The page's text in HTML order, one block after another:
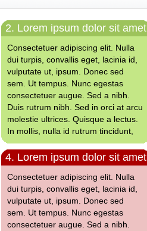
2. Lorem ipsum dolor sit amet
Consectetuer adipiscing elit. Nulla
dui turpis, convallis eget, lacinia id,
vulputate ut, ipsum. Donec sed
sem. Ut tempus. Nunc egestas
consectetuer augue. Sed a nibh.
Duis rutrum nibh. Sed in orci at arcu
molestie ultrices. Quisque a lectus.
In mollis, nulla id rutrum tincidunt,
4. Lorem ipsum dolor sit amet
Consectetuer adipiscing elit. Nulla
dui turpis, convallis eget, lacinia id,
vulputate ut, ipsum. Donec sed
sem. Ut tempus. Nunc egestas
consectetuer augue. Sed a nibh.